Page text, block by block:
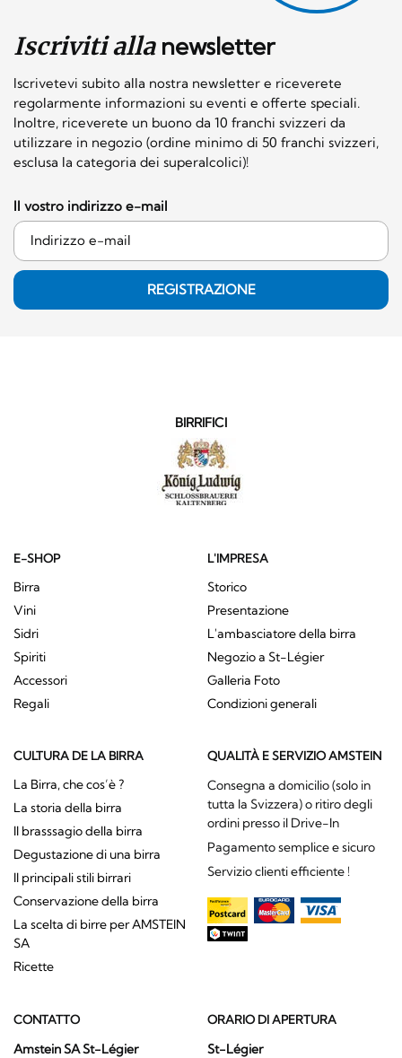
Iscriviti allanewsletter
Iscrivetevi subito alla nostra newsletter e riceverete
regolarmente informazioni su eventi e offerte speciali.
Inoltre, riceverete un buono da 10 franchi svizzeri da
utilizzare in negozio (ordine minimo di 50 franchi svizzeri,
esclusa la categoria dei superalcolici)!
Il vostro indirizzo e-mail
REGISTRAZIONE
BIRRIFICI
E-SHOP
Birra
Vini
Sidri
Spiriti
Accessori
Regali
L'IMPRESA
Storico
Presentazione
L'ambasciatore della birra
Negozio a St-Légier
Galleria Foto
Condizioni generali
CULTURA DE LA BIRRA
La Birra, che cos’è ?
La storia della birra
Il brasssagio della birra
Degustazione di una birra
Il principali stili birrari
Conservazione della birra
La scelta di birre per AMSTEIN
SA
Ricette
QUALITÀ E SERVIZIO AMSTEIN
Consegna a domicilio (solo in
tutta la Svizzera) o ritiro degli
ordini presso il Drive-In
Pagamento semplice e sicuro
Servizio clienti efficiente !
CONTATTO
Amstein SA St-Légier
ORARIO DI APERTURA
St-Légier